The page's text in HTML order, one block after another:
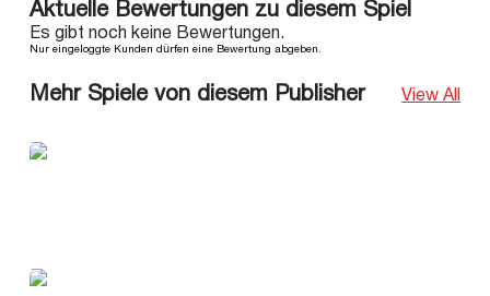
Aktuelle Bewertungen zu diesem Spiel
Es gibt noch keine Bewertungen.
Nur eingeloggte Kunden dürfen eine Bewertung abgeben.
Mehr Spiele von diesem Publisher View All